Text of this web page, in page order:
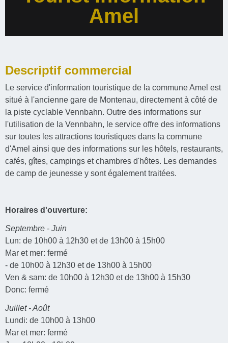
Amel
Descriptif commercial
Le service d'information touristique de la commune Amel est
situé à l'ancienne gare de Montenau, directement à côté de
la piste cyclable Vennbahn. Outre des informations sur
l'utilisation de la Vennbahn, le service offre des informations
sur toutes les attractions touristiques dans la commune
d'Amel ainsi que des informations sur les hôtels, restaurants,
cafés, gîtes, campings et chambres d'hôtes. Les demandes
de camp de jeunesse y sont également traitées.
Horaires d'ouverture:
Septembre - Juin
Lun: de 10h00 à 12h30 et de 13h00 à 15h00
Mar et mer: fermé
- de 10h00 à 12h30 et de 13h00 à 15h00
Ven & sam: de 10h00 à 12h30 et de 13h00 à 15h30
Donc: fermé
Juillet - Août
Lundi: de 10h00 à 13h00
Mar et mer: fermé